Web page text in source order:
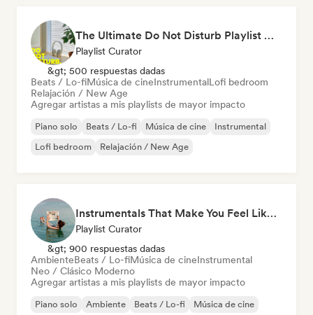
The Ultimate Do Not Disturb Playlist 🔕 Neo-Classical & Ambient Piano
Playlist Curator
&gt; 500 respuestas dadas
Beats / Lo-fiMúsica de cineInstrumentalLofi bedroom
Relajación / New Age
Agregar artistas a mis playlists de mayor impacto
Piano solo Beats / Lo-fi Música de cine
Instrumental
Lofi bedroom
Relajación / New Age
Instrumentals That Make You Feel Like Floating
Playlist Curator
&gt; 900 respuestas dadas
AmbienteBeats / Lo-fiMúsica de cineInstrumental
Neo / Clásico Moderno
Agregar artistas a mis playlists de mayor impacto
Piano solo Ambiente Beats / Lo-fi
Música de cine